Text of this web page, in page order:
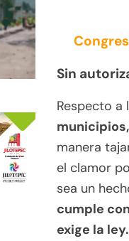
Sin
Respecto a
manera
el clamor
sea un
cumple
exige la ley.